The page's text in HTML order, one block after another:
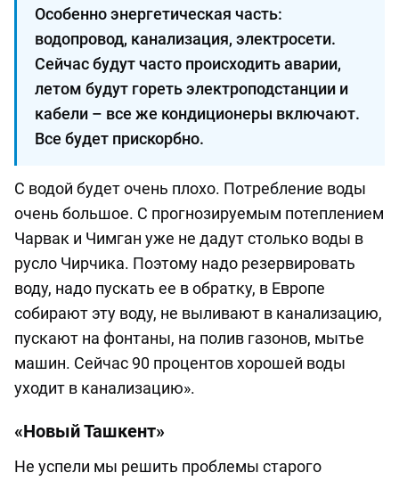
Особенно энергетическая часть:
водопровод, канализация, электросети.
Сейчас будут часто происходить аварии,
летом будут гореть электроподстанции и
кабели – все же кондиционеры включают.
Все будет прискорбно.
С водой будет очень плохо. Потребление воды
очень большое. С прогнозируемым потеплением
Чарвак и Чимган уже не дадут столько воды в
русло Чирчика. Поэтому надо резервировать
воду, надо пускать ее в обратку, в Европе
собирают эту воду, не выливают в канализацию,
пускают на фонтаны, на полив газонов, мытье
машин. Сейчас 90 процентов хорошей воды
уходит в канализацию».
«Новый Ташкент»
Не успели мы решить проблемы старого